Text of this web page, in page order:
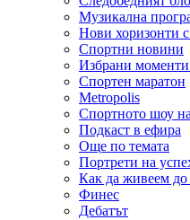
Музикална
Нови хоризонти
Спортни новини
Избрани моменти
Спортен маратон
Metropolis
Спортното шоу
Подкаст в ефира
Още по темата
Портрети на
Как да живеем до
Финес
Дебатът